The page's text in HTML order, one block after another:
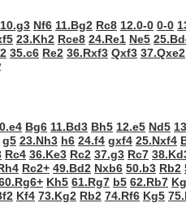
10.g3 Nf6 11.Bg2 Rc8 12.0-0 0-0
23.Kh2 Rce8 24.Re1 Ne5
35.c6 Re2 36.Rxf3 Qxf3 37.Qxe2
Bg6 11.Bd3 Bh5 12.e5 Nd5
g5 23.Nh3 h6 24.f4 gxf4 25.Nxf4
Rc4 36.Ke3 Rc2 37.g3 Rc7
Rc2+ 49.Bd2 Nxb6 50.b3 Rb2
Kh5 61.Rg7 b5 62.Rb7
Kf4 73.Kg2 Rb2 74.Rf6 Kg5